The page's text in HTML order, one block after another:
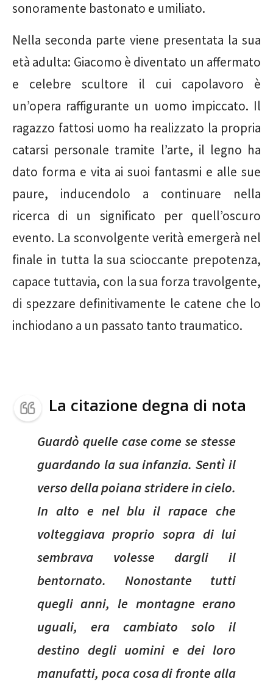
sonoramente bastonato e umiliato.
Nella seconda parte viene presentata la sua
età adulta: Giacomo è diventato un affermato
e celebre scultore il cui capolavoro è
un’opera raffigurante un uomo impiccato. Il
ragazzo fattosi uomo ha realizzato la propria
catarsi personale tramite l’arte, il legno ha
dato forma e vita ai suoi fantasmi e alle sue
paure, inducendolo a continuare nella
ricerca di un significato per quell’oscuro
evento. La sconvolgente verità emergerà nel
finale in tutta la sua scioccante prepotenza,
capace tuttavia, con la sua forza travolgente,
di spezzare definitivamente le catene che lo
inchiodano a un passato tanto traumatico.
La citazione degna di nota
Guardò quelle case come se stesse
guardando la sua infanzia. Sentì il
verso della poiana stridere in cielo.
In alto e nel blu il rapace che
volteggiava proprio sopra di lui
sembrava volesse dargli il
bentornato. Nonostante tutti
quegli anni, le montagne erano
uguali, era cambiato solo il
destino degli uomini e dei loro
manufatti, poca cosa di fronte alla